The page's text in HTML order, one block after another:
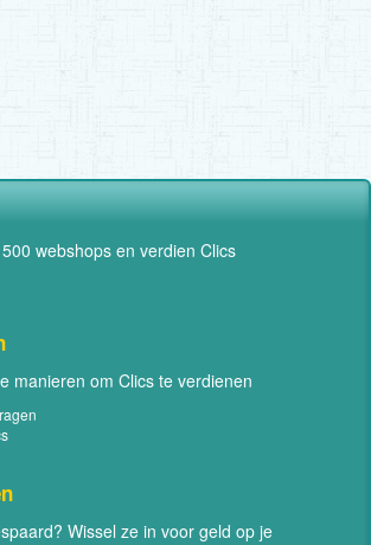
webshops en verdien Clics
manieren om Clics te verdienen
Wissel ze in voor geld op je